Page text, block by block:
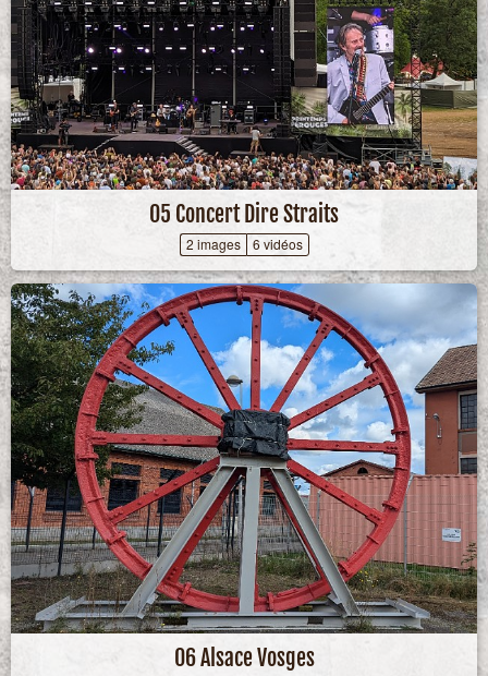
05 Concert Dire Straits
2 images 6 vidéos
06 Alsace Vosges